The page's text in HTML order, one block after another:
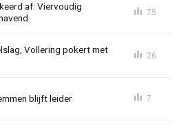
af: Viervoudig
75
Vollering pokert met
26
blijft leider 7